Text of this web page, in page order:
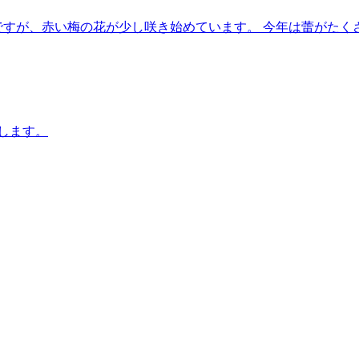
が、赤い梅の花が少し咲き始めています。 今年は蕾がたく
ます。